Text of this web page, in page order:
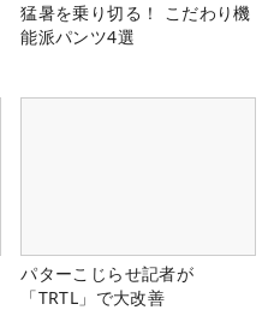
猛暑を乗り切る！ こだわり機
能派パンツ4選
パターこじらせ記者が
「TRTL」で大改善